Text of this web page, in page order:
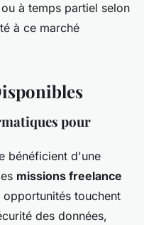
à temps partiel selon
à ce marché
pour
bénéficient d'une
missions freelance
touchent
des données,